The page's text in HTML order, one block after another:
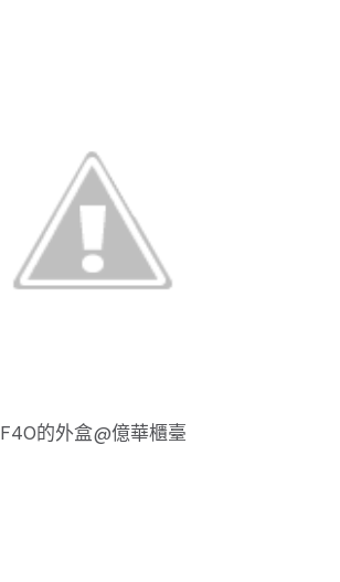
F40的外盒@億華櫃臺